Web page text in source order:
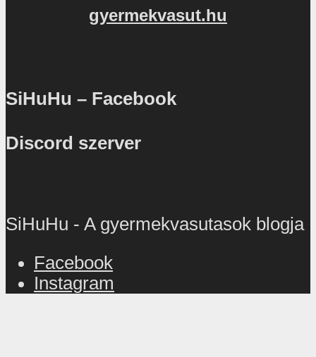
gyermekvasut.hu
SiHuHu – Facebook
Discord szerver
SiHuHu - A gyermekvasutasok blogja
Facebook
Instagram